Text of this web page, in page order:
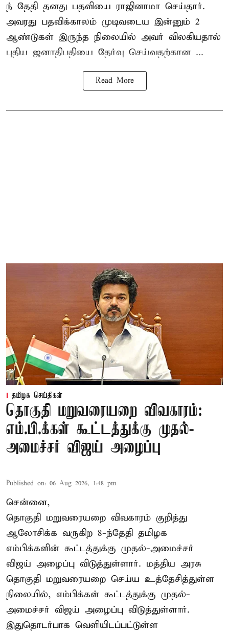
ந் தேதி தனது பதவியை ராஜினாமா செய்தார்.
அவரது பதவிக்காலம் முடிவடைய இன்னும் 2
ஆண்டுகள் இருந்த நிலையில் அவர் விலகியதால்
புதிய ஜனாதிபதியை தேர்வு செய்வதற்கான ...
Read More
தமிழக செய்திகள்
தொகுதி மறுவரையறை விவகாரம்:
எம்.பி.க்கள் கூட்டத்துக்கு முதல்-
அமைச்சர் விஜய் அழைப்பு
Published on: 06 Aug 2026, 1:48 pm
சென்னை,
தொகுதி மறுவரையறை விவகாரம் குறித்து
ஆலோசிக்க வருகிற 8-ந்தேதி தமிழக
எம்பிக்களின் கூட்டத்துக்கு முதல்-அமைச்சர்
விஜய் அழைப்பு விடுத்துள்ளார். மத்திய அரசு
தொகுதி மறுவரையறை செய்ய உத்தேசித்துள்ள
நிலையில், எம்பிக்கள் கூட்டத்துக்கு முதல்-
அமைச்சர் விஜய் அழைப்பு விடுத்துள்ளார்.
இதுதொடர்பாக வெளியிடப்பட்டுள்ள